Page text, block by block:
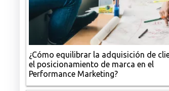
¿Cómo equilibrar la adquisición de
el posicionamiento de marca en el
Performance Marketing?